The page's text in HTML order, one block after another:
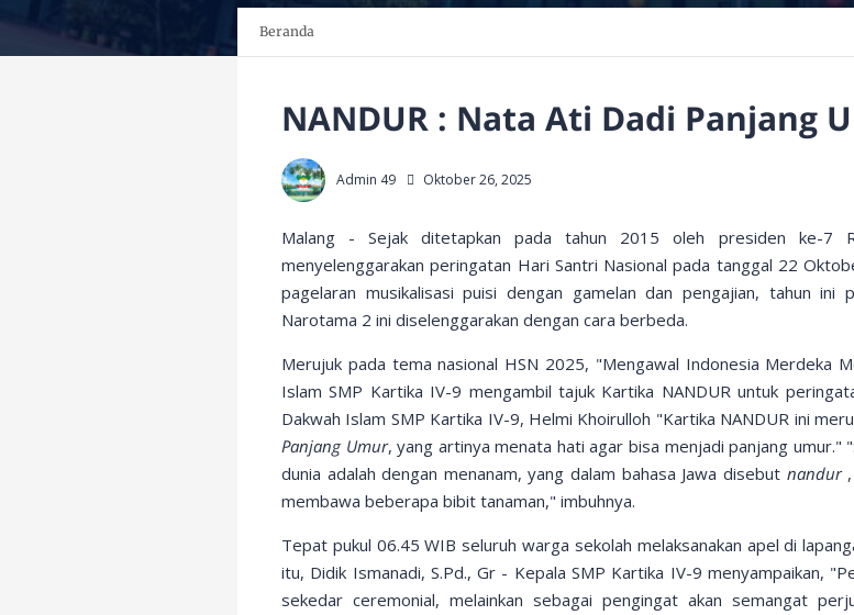
Beranda
NANDUR : Nata Ati Dadi Panjang
Admin 49 Oktober 26, 2025
Malang - Sejak ditetapkan pada tahun 2015 oleh presiden ke-7
menyelenggarakan peringatan Hari Santri Nasional pada tanggal 22
pagelaran musikalisasi puisi dengan gamelan dan pengajian, tahun
Narotama 2 ini diselenggarakan dengan cara berbeda.
Merujuk pada tema nasional HSN 2025, "Mengawal Indonesia Merdeka
Islam SMP Kartika IV-9 mengambil tajuk Kartika NANDUR untuk
Dakwah Islam SMP Kartika IV-9, Helmi Khoirulloh "Kartika NANDUR ini
Panjang Umur, yang artinya menata hati agar bisa menjadi panjang umur."
dunia adalah dengan menanam, yang dalam bahasa Jawa disebut nandur,
membawa beberapa bibit tanaman," imbuhnya.
Tepat pukul 06.45 WIB seluruh warga sekolah melaksanakan apel di
itu, Didik Ismanadi, S.Pd., Gr - Kepala SMP Kartika IV-9 menyampaikan,
sekedar ceremonial, melainkan sebagai pengingat akan semangat